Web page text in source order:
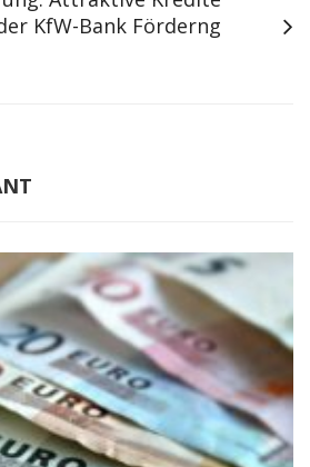
KfW-Bank Förderng